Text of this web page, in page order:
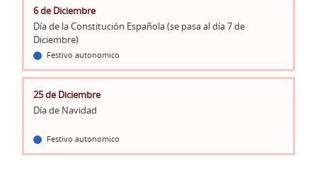
6 de Diciembre
Día de la Constitución Española (se pasa al día 7 de
Diciembre)
Festivo autonomico
25 de Diciembre
Día de Navidad
Festivo autonomico